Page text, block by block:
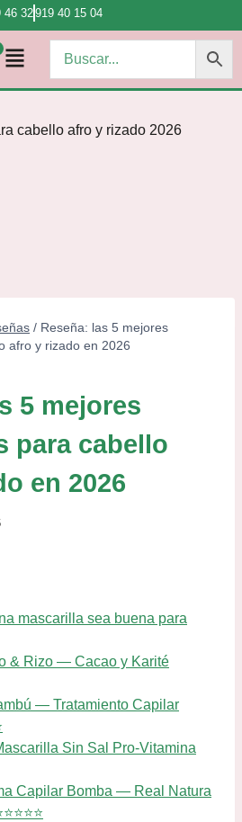
46 32919 40 15 04
/ Reseña: las 5 mejores
afro y rizado en 2026
5 mejores
para cabello
en 2026
mascarilla sea buena para
& Rizo — Cacao y Karité
— Tratamiento Capilar
Sin Sal Pro-Vitamina
Capilar Bomba — Real Natura